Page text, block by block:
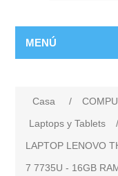
MENÚ
Casa /
Laptops y Tablets
/
LAPTOP LENOVO
7 7735U - 16GB